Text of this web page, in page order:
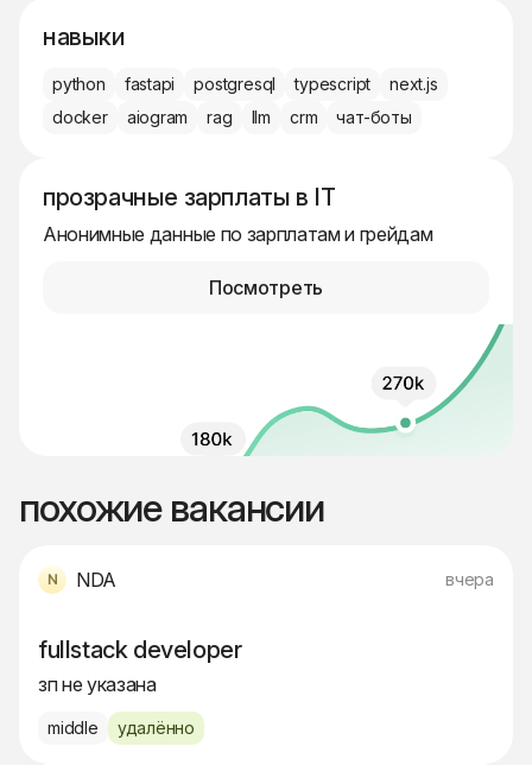
навыки
python fastapi postgresql typescript
next.js
docker
aiogram rag llm crm чат-боты
прозрачные зарплаты в IT
Анонимные данные по зарплатам и грейдам
Посмотреть
похожие вакансии
NDA вчера
fullstack developer
зп не указана
middle удалённо